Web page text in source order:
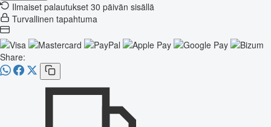
Ilmaiset palautukset 30 päivän sisällä
Turvallinen tapahtuma
Share: